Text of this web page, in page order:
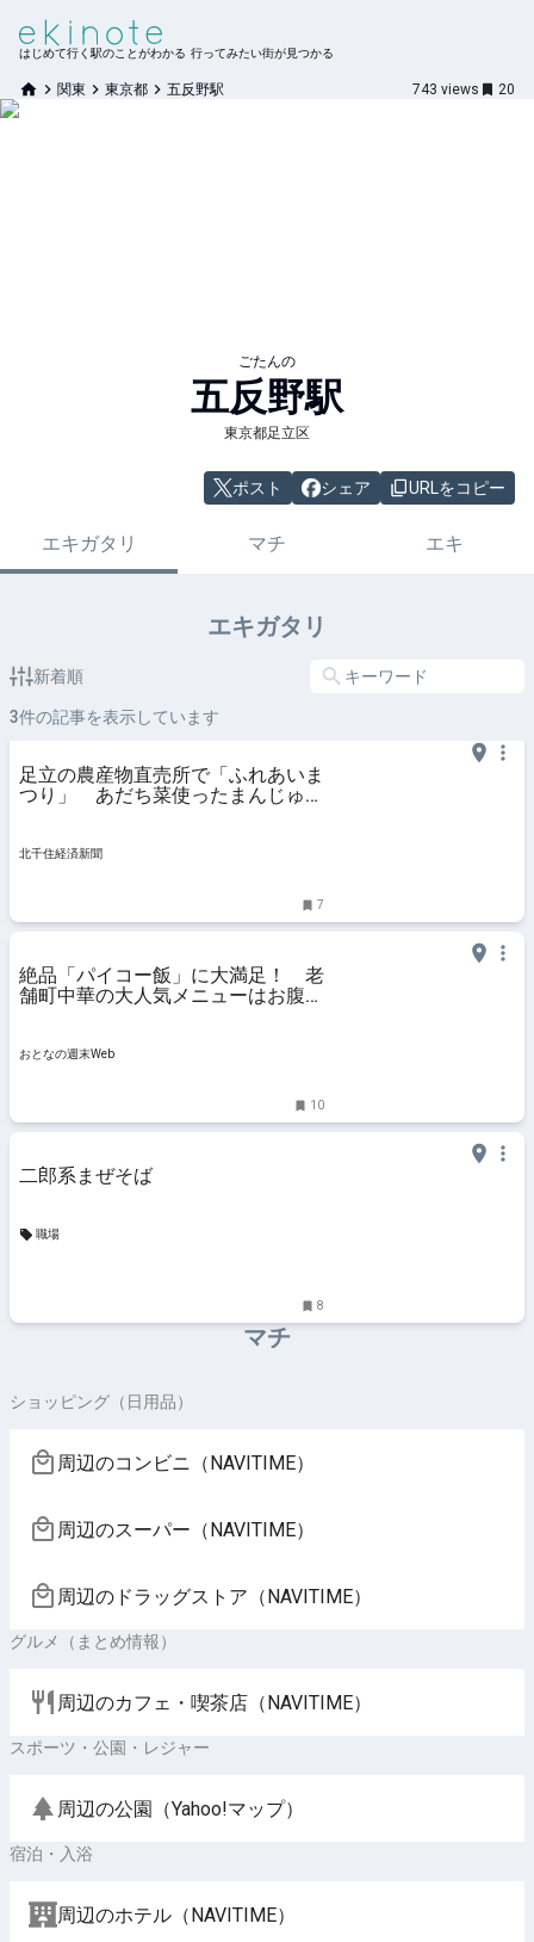
はじめて行く駅のことがわかる 行ってみたい街が見つかる
関東 東京都 五反野駅 743 views 20
ごたんの
五反野駅
東京都足立区
ポスト シェア URLをコピー
エキガタリ マチ エキ
エキガタリ
新着順
3件の記事を表示しています
足立の農産物直売所で「ふれあいま
つり」 あだち菜使ったまんじゅう
北千住経済新聞
7
絶品「パイコー飯」に大満足！ 老
舗町中華の大人気メニューはお腹い
おとなの週末Web
10
二郎系まぜそば
職場
8
マチ
ショッピング（日用品）
周辺のコンビニ（NAVITIME）
周辺のスーパー（NAVITIME）
周辺のドラッグストア（NAVITIME）
グルメ（まとめ情報）
周辺のカフェ・喫茶店（NAVITIME）
スポーツ・公園・レジャー
周辺の公園（Yahoo!マップ）
宿泊・入浴
周辺のホテル（NAVITIME）